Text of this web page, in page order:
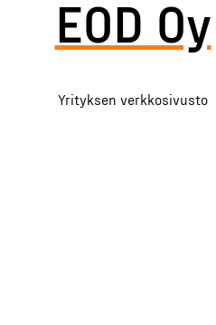
EOD Oy
Yrityksen verkkosivusto